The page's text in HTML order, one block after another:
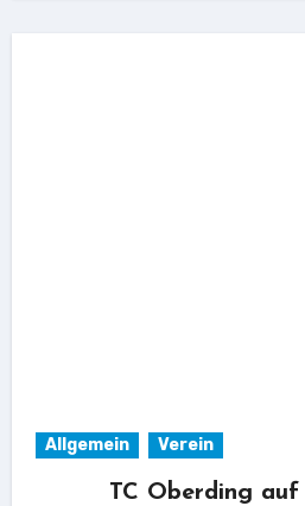
Allgemein Verein
TC Oberding auf